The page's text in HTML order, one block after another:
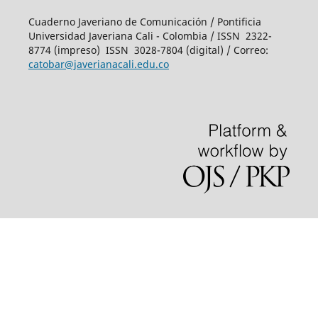
Cuaderno Javeriano de Comunicación / Pontificia
Universidad Javeriana Cali - Colombia / ISSN 2322-
8774 (impreso) ISSN 3028-7804 (digital) / Correo:
catobar@javerianacali.edu.co